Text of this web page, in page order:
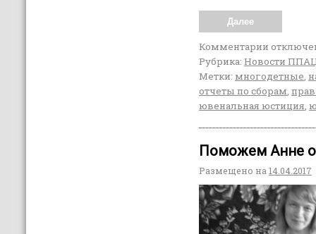
Далее
Комментарии
Рубрика: Новости
Метки: многодетные,
отчеты по сборам,
ювенальная юстиция,
Поможем Анне
Размещено на 14.04.2017